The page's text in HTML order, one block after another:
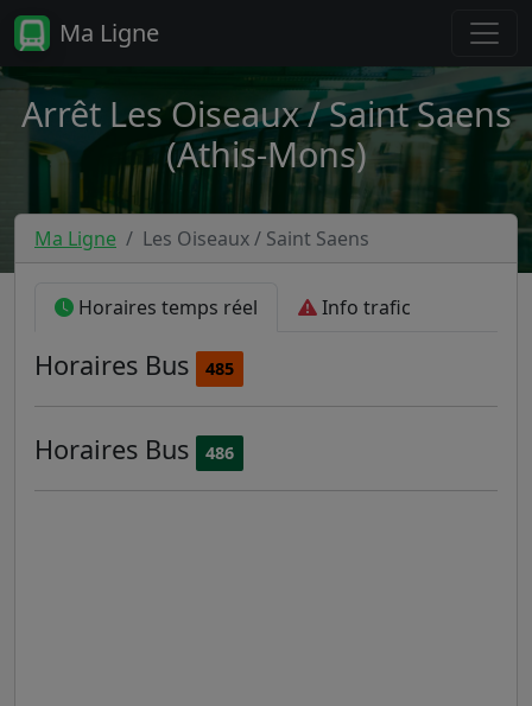
Ma Ligne
Arrêt Les Oiseaux / Saint Saens
(Athis-Mons)
Ma Ligne Les Oiseaux / Saint Saens
Horaires temps réel Info trafic
Horaires Bus 485
Horaires Bus 486